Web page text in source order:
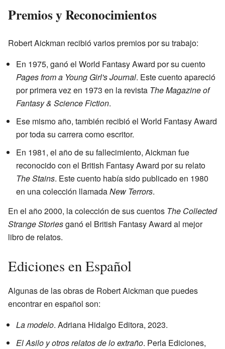
Premios y Reconocimientos
Robert Aickman recibió varios premios por su trabajo:
En 1975, ganó el World Fantasy Award por su cuento
Pages from a Young Girl's Journal. Este cuento apareció
por primera vez en 1973 en la revista The Magazine of
Fantasy & Science Fiction.
Ese mismo año, también recibió el World Fantasy Award
por toda su carrera como escritor.
En 1981, el año de su fallecimiento, Aickman fue
reconocido con el British Fantasy Award por su relato
The Stains. Este cuento había sido publicado en 1980
en una colección llamadaNew Terrors.
En el año 2000, la colección de sus cuentos The Collected
Strange Storiesganó el British Fantasy Award al mejor
libro de relatos.
Ediciones en Español
Algunas de las obras de Robert Aickman que puedes
encontrar en español son:
La modelo. Adriana Hidalgo Editora, 2023.
El Asilo y otros relatos de lo extraño. Perla Ediciones,